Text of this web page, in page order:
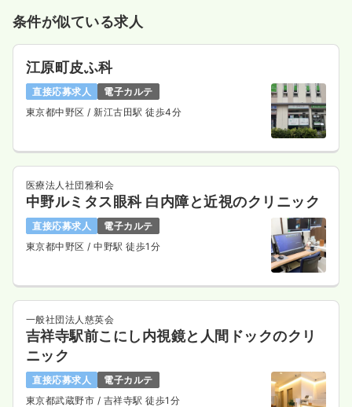
条件が似ている求人
江原町皮ふ科
直接応募求人
電子カルテ
東京都中野区 / 新江古田駅 徒歩4分
医療法人社団雅和会
中野ルミタス眼科 白内障と近視のクリニック
直接応募求人
電子カルテ
東京都中野区 / 中野駅 徒歩1分
一般社団法人慈英会
吉祥寺駅前こにし内視鏡と人間ドックのクリ
ニック
直接応募求人
電子カルテ
東京都武蔵野市 / 吉祥寺駅 徒歩1分